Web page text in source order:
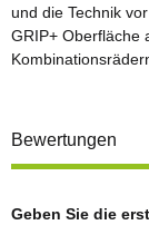
und die Technik
GRIP+ Oberfläche
Bewertungen
Geben Sie die